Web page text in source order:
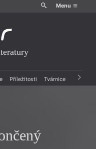
Menu
Příležitosti Tvárnice Archiv